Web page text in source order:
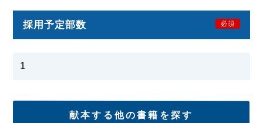
採用予定部数 必須
献本する他の書籍を探す